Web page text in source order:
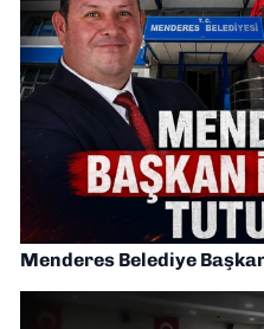
Menderes Belediye